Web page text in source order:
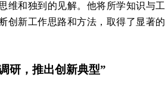
维和独到的见解。他将所学知识与工
创新工作思路和方法，取得了显著的
研，推出创新典型”